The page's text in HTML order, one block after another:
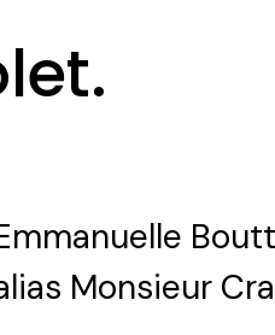
Monsieur